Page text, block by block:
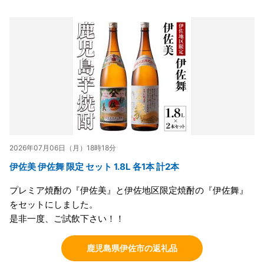
2026年07月06日（月）18時18分
伊佐美 伊佐舞 限定 セット 1.8L 各1本 計2本
プレミア焼酎の『伊佐美』と伊佐地区限定焼酎の『伊佐舞』
をセットにしました。
是非一度、ご試飲下さい！！
鹿児島県伊佐市の返礼品